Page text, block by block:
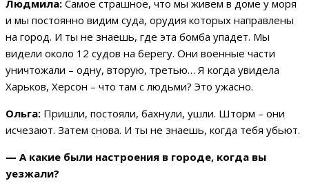
Людмила: Самое страшное, что мы живем в доме у моря
и мы постоянно видим суда, орудия которых направлены
на город. И ты не знаешь, где эта бомба упадет. Мы
видели около 12 судов на берегу. Они военные части
уничтожали – одну, вторую, третью… Я когда увидела
Харьков, Херсон – что там с людьми? Это ужасно.
Ольга: Пришли, постояли, бахнули, ушли. Шторм – они
исчезают. Затем снова. И ты не знаешь, когда тебя убьют.
— А какие были настроения в городе, когда вы
уезжали?